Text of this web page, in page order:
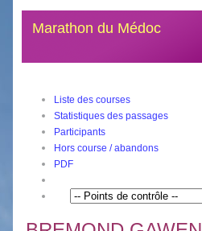
Marathon du Médoc
Liste des courses
Statistiques des passages
Participants
Hors course / abandons
PDF